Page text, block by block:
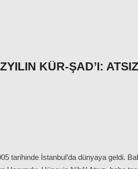
KÜR-ŞAD’I:
tarihinde İstanbul’da dünyaya geldi.